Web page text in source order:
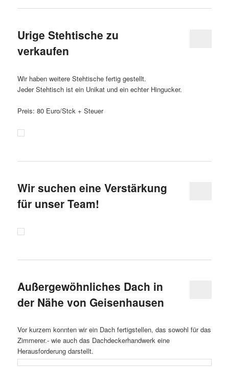
Urige Stehtische zu
verkaufen
Wir haben weitere Stehtische fertig gestellt.
Jeder Stehtisch ist ein Unikat und ein echter Hingucker.
Preis: 80 Euro/Stck + Steuer
Wir suchen eine Verstärkung
für unser Team!
Außergewöhnliches Dach in
der Nähe von Geisenhausen
Vor kurzem konnten wir ein Dach fertigstellen, das sowohl für das
Zimmerer.- wie auch das Dachdeckerhandwerk eine
Herausforderung darstellt.